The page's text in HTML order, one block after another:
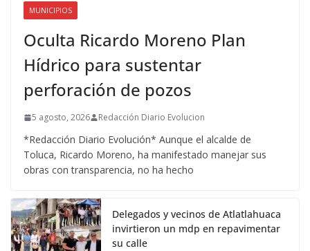
MUNICIPIOS
Oculta Ricardo Moreno Plan
Hídrico para sustentar
perforación de pozos
5 agosto, 2026 Redacción Diario Evolucion
*Redacción Diario Evolución* Aunque el alcalde de
Toluca, Ricardo Moreno, ha manifestado manejar sus
obras con transparencia, no ha hecho
Delegados y vecinos de Atlatlahuaca
invirtieron un mdp en repavimentar
su calle